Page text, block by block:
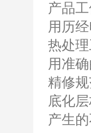
产品
用历
热处
用准
精修
底化
产生